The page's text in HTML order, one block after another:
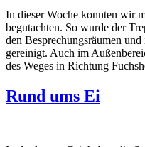
In dieser Woche konnten wir
begutachten. So wurde der
den Besprechungsräumen
gereinigt. Auch im
des Weges in Richtung
Rund ums Ei